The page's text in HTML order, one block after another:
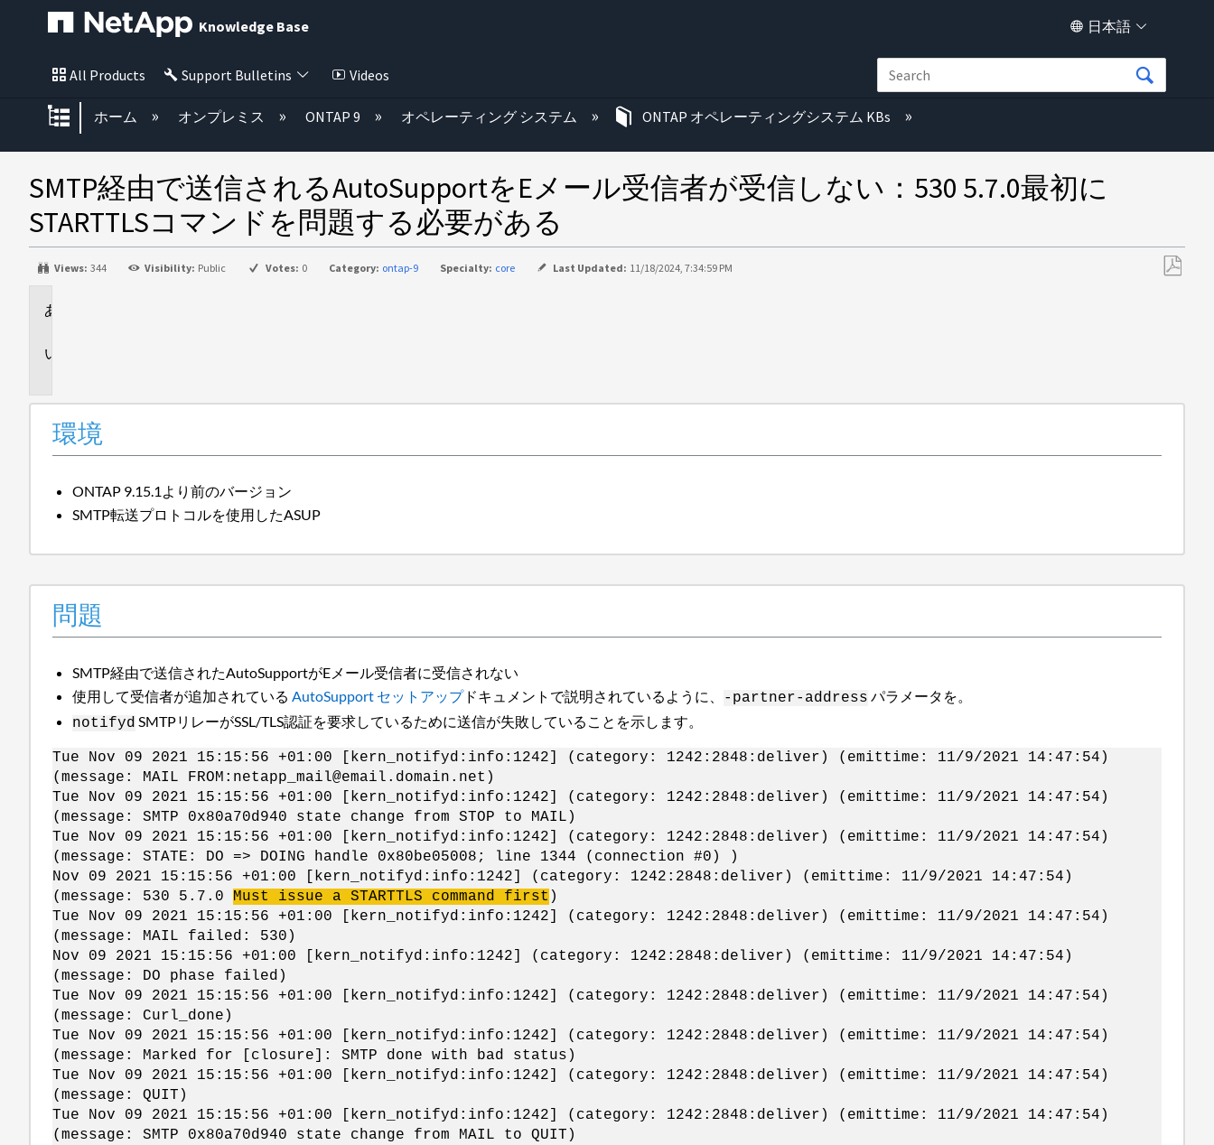
Knowledge Base 日本語
All Products Support Bulletins Videos
グローバル階層を展開/折りたたむ
ホーム オンプレミス ONTAP 9 オペレーティング システム ONTAP オペレーティングシステム KBs
SMTP経由で送信されるAutoSupportをEメール受信者が受信しない：530 5.7.0最初に
STARTTLSコマンドを問題する必要がある
Views: 344 Visibility: Public Votes: 0 Category: ontap-9 Specialty: core Last Updated: 11/18/2024, 7:34:59 PM
環境
ONTAP 9.15.1より前のバージョン
SMTP転送プロトコルを使用したASUP
問題
SMTP経由で送信されたAutoSupportがEメール受信者に受信されない
使用して受信者が追加されている AutoSupport セットアップドキュメントで説明されているように、 -partner-address パラメータを。
notifyd SMTPリレーがSSL/TLS認証を要求しているために送信が失敗していることを示します。
Tue Nov 09 2021 15:15:56 +01:00 [kern_notifyd:info:1242] (category: 1242:2848:deliver) (emittime: 11/9/2021 14:47:54)
(message: MAIL FROM:netapp_mail@email.domain.net)
Tue Nov 09 2021 15:15:56 +01:00 [kern_notifyd:info:1242] (category: 1242:2848:deliver) (emittime: 11/9/2021 14:47:54)
(message: SMTP 0x80a70d940 state change from STOP to MAIL)
Tue Nov 09 2021 15:15:56 +01:00 [kern_notifyd:info:1242] (category: 1242:2848:deliver) (emittime: 11/9/2021 14:47:54)
(message: STATE: DO => DOING handle 0x80be05008; line 1344 (connection #0) )
Nov 09 2021 15:15:56 +01:00 [kern_notifyd:info:1242] (category: 1242:2848:deliver) (emittime: 11/9/2021 14:47:54)
(message: 530 5.7.0 Must issue a STARTTLS command first )
Tue Nov 09 2021 15:15:56 +01:00 [kern_notifyd:info:1242] (category: 1242:2848:deliver) (emittime: 11/9/2021 14:47:54)
(message: MAIL failed: 530)
Nov 09 2021 15:15:56 +01:00 [kern_notifyd:info:1242] (category: 1242:2848:deliver) (emittime: 11/9/2021 14:47:54)
(message: DO phase failed)
Tue Nov 09 2021 15:15:56 +01:00 [kern_notifyd:info:1242] (category: 1242:2848:deliver) (emittime: 11/9/2021 14:47:54)
(message: Curl_done)
Tue Nov 09 2021 15:15:56 +01:00 [kern_notifyd:info:1242] (category: 1242:2848:deliver) (emittime: 11/9/2021 14:47:54)
(message: Marked for [closure]: SMTP done with bad status)
Tue Nov 09 2021 15:15:56 +01:00 [kern_notifyd:info:1242] (category: 1242:2848:deliver) (emittime: 11/9/2021 14:47:54)
(message: QUIT)
Tue Nov 09 2021 15:15:56 +01:00 [kern_notifyd:info:1242] (category: 1242:2848:deliver) (emittime: 11/9/2021 14:47:54)
(message: SMTP 0x80a70d940 state change from MAIL to QUIT)